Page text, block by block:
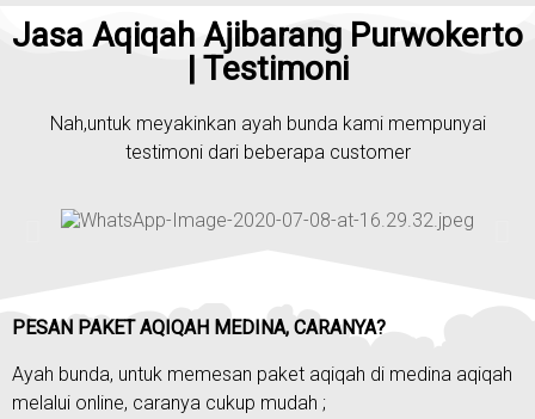
Jasa Aqiqah Ajibarang Purwokerto
| Testimoni
Nah,untuk meyakinkan ayah bunda kami mempunyai
testimoni dari beberapa customer
PESAN PAKET AQIQAH MEDINA, CARANYA?
Ayah bunda, untuk memesan paket aqiqah di medina aqiqah
melalui online, caranya cukup mudah ;